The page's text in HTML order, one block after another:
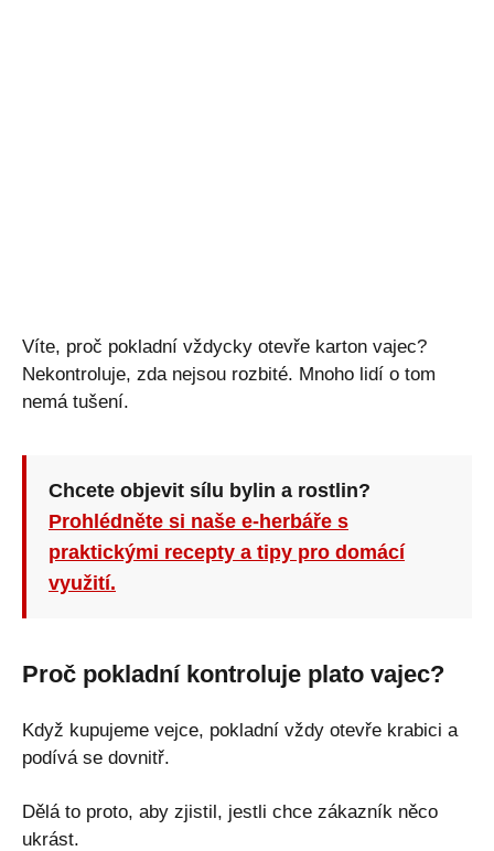
Víte, proč pokladní vždycky otevře karton vajec?
Nekontroluje, zda nejsou rozbité. Mnoho lidí o tom
nemá tušení.
Chcete objevit sílu bylin a rostlin?
Prohlédněte si naše e-herbáře s
praktickými recepty a tipy pro domácí
využití.
Proč pokladní kontroluje plato vajec?
Když kupujeme vejce, pokladní vždy otevře krabici a
podívá se dovnitř.
Dělá to proto, aby zjistil, jestli chce zákazník něco
ukrást.